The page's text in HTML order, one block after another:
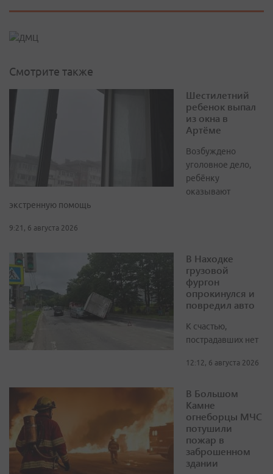
Смотрите также
Шестилетний
ребенок выпал
из окна в
Артёме
Возбуждено
уголовное дело,
ребёнку
оказывают
экстренную помощь
9:21, 6 августа 2026
В Находке
грузовой
фургон
опрокинулся и
повредил авто
К счастью,
пострадавших нет
12:12, 6 августа 2026
В Большом
Камне
огнеборцы МЧС
потушили
пожар в
заброшенном
здании